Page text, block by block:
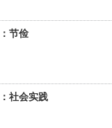
节俭
社会实践